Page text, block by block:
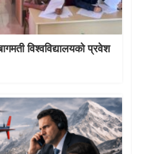
विश्वविद्यालयको प्रवेश